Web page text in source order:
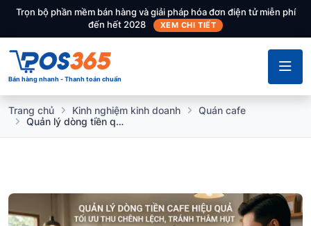
Trọn bộ phần mềm bán hàng và giải pháp hóa đơn điện tử miễn phí
đến hết 2028
XEM CHI TIẾT
Bán hàng nhanh - Thanh toán chuẩn
Trang chủ Kinh nghiệm kinh doanh
Quán cafe
Quản lý dòng tiền quán cafe: Làm sao để thu chênh lệch không bị thâm hụt?